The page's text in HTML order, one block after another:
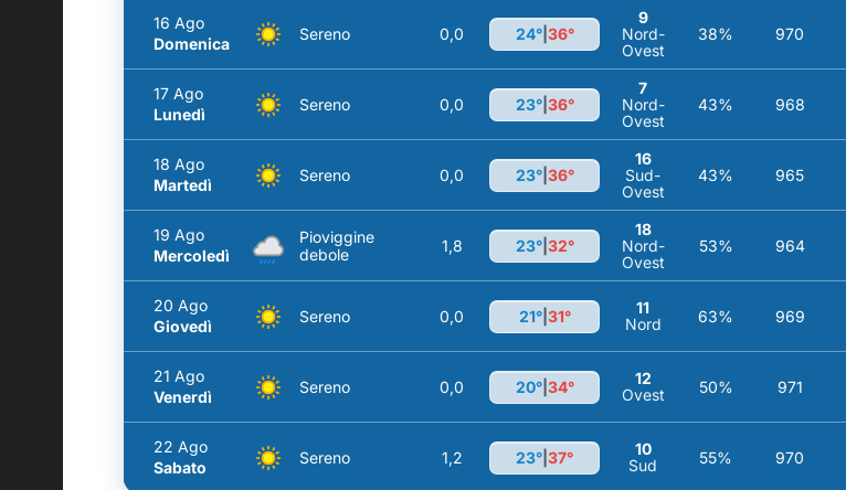
16 Ago
Domenica
Sereno 0,0 24°| 36°
9
Nord-
Ovest
38% 970
17 Ago
Lunedì
Sereno 0,0 23°| 36°
7
Nord-
Ovest
43% 968
18 Ago
Martedì
Sereno 0,0 23°| 36°
16
Sud-
Ovest
43% 965
19 Ago
Mercoledì
Pioviggine
debole
1,8 23°| 32°
18
Nord-
Ovest
53% 964
20 Ago
Giovedì
Sereno 0,0 21°| 31°
11
Nord
63% 969
21 Ago
Venerdì
Sereno 0,0 20°| 34°
12
Ovest
50% 971
22 Ago
Sabato
Sereno 1,2 23° 37°
10
Sud
55% 970